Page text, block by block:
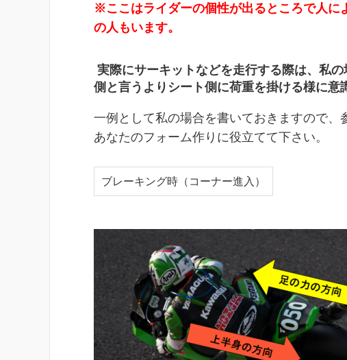
※ここはライダーの個性が出るところで人に
の人もいます。
実際にサーキットなどを走行する際は、私
側と言うよりシート側に荷重を掛ける様に意
一例として私の場合を書いておきますので
あなたのフォーム作りに役立てて下さい。
ブレーキング時（コーナー進入）